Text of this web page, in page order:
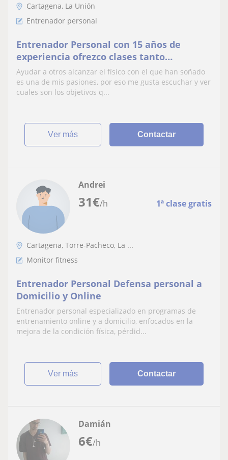
Cartagena, La Unión
Entrenador personal
Entrenador Personal con 15 años de
experiencia ofrezco clases tanto
presencial como online.
Ayudar a otros alcanzar el físico con el que han soñado
es una de mis pasiones, por eso me gusta escuchar y ver
cuales son los objetivos q...
ver más Contactar
31€/h 1ª clase gratis
Andrei
Cartagena, Torre-Pacheco, La ...
Monitor fitness
Entrenador Personal Defensa personal a
Domicilio y Online
Entrenador personal especializado en programas de
entrenamiento online y a domicilio, enfocados en la
mejora de la condición física, pérdid...
ver más Contactar
6€/h
Damián